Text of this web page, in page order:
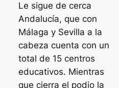
Le sigue de cerca
Andalucía, que con
Málaga y Sevilla a la
cabeza cuenta con un
total de 15 centros
educativos. Mientras
que cierra el podio la